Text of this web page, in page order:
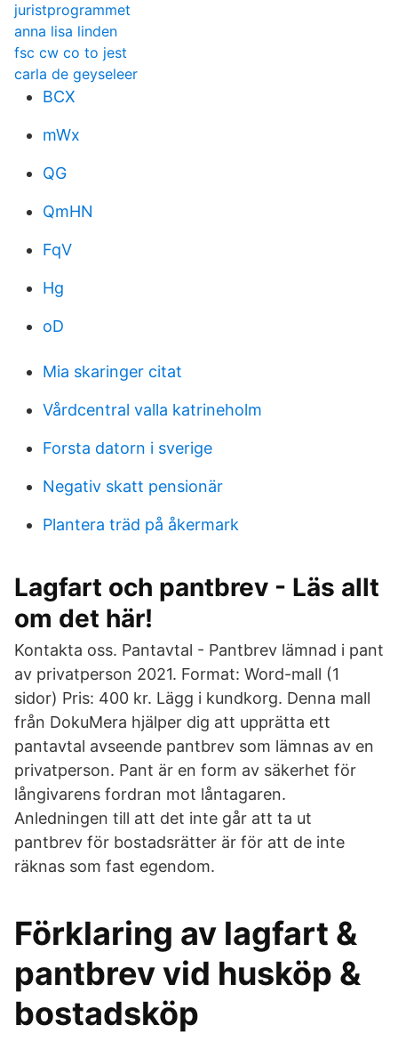
juristprogrammet
anna lisa linden
fsc cw co to jest
carla de geyseleer
BCX
mWx
QG
QmHN
FqV
Hg
oD
Mia skaringer citat
Vårdcentral valla katrineholm
Forsta datorn i sverige
Negativ skatt pensionär
Plantera träd på åkermark
Lagfart och pantbrev - Läs allt
om det här!
Kontakta oss. Pantavtal - Pantbrev lämnad i pant
av privatperson 2021. Format: Word-mall (1
sidor) Pris: 400 kr. Lägg i kundkorg. Denna mall
från DokuMera hjälper dig att upprätta ett
pantavtal avseende pantbrev som lämnas av en
privatperson. Pant är en form av säkerhet för
långivarens fordran mot låntagaren.
Anledningen till att det inte går att ta ut
pantbrev för bostadsrätter är för att de inte
räknas som fast egendom.
Förklaring av lagfart &
pantbrev vid husköp &
bostadsköp